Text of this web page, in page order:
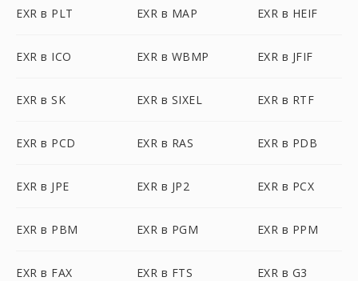
EXR в PLT EXR в MAP EXR в HEIF
EXR в ICO EXR в WBMP EXR в JFIF
EXR в SK EXR в SIXEL EXR в RTF
EXR в PCD EXR в RAS EXR в PDB
EXR в JPE EXR в JP2 EXR в PCX
EXR в PBM EXR в PGM EXR в PPM
EXR в FAX EXR в FTS EXR в G3